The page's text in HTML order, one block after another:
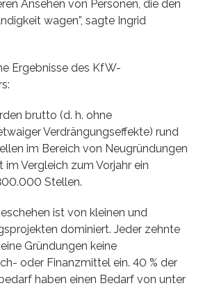
Ansehen von Personen, die den
wagen”, sagte Ingrid
Ergebnisse des KfW-
brutto (d. h. ohne
Verdrängungseffekte) rund
im Bereich von Neugründungen
im Vergleich zum Vorjahr ein
Stellen.
ist von kleinen und
dominiert. Jeder zehnte
Gründungen keine
oder Finanzmittel ein. 40 % der
haben einen Bedarf von unter